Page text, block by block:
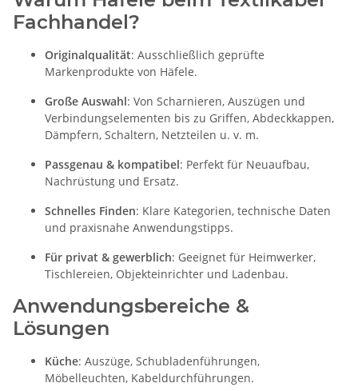
Fachhandel?
Originalqualität: Ausschließlich geprüfte
Markenprodukte von Häfele.
Große Auswahl: Von Scharnieren, Auszügen und
Verbindungselementen bis zu Griffen, Abdeckkappen,
Dämpfern, Schaltern, Netzteilen u. v. m.
Passgenau & kompatibel: Perfekt für Neuaufbau,
Nachrüstung und Ersatz.
Schnelles Finden: Klare Kategorien, technische Daten
und praxisnahe Anwendungstipps.
Für privat & gewerblich: Geeignet für Heimwerker,
Tischlereien, Objekteinrichter und Ladenbau.
Anwendungsbereiche &
Lösungen
Küche: Auszüge, Schubladenführungen,
Möbelleuchten, Kabeldurchführungen.